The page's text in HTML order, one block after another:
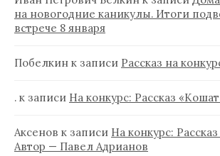
на новогодние каникулы. Итоги
встрече 8 января
Побелкин к записи Рассказ на
. к записи На конкурс: Рассказ
Аксенов к записи На конкурс:
Автор — Павел Адрианов